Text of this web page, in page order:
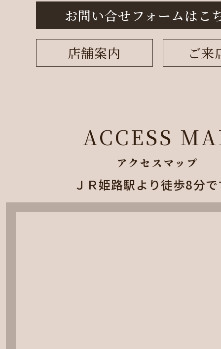
お問い合せフォームはこ
店舗案内 ご来
ACCESS
アクセスマップ
ＪＲ姫路駅より徒歩8分